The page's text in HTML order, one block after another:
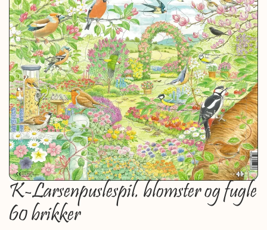
K-Larsenpuslespil. blomster og fugle
60 brikker